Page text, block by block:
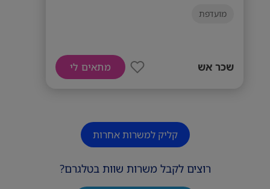
מועדפת
שכר אש מתאים לי
קליק למשרות אחרות
רוצים לקבל משרות שוות בטלגרם?